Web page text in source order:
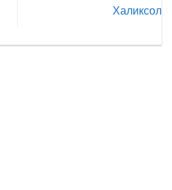
Халиксол